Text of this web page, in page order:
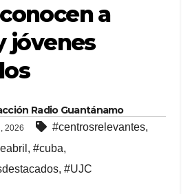
a
jóvenes
Radio Guantánamo
2026 #centrosrelevantes,
, #cuba,
, #UJC